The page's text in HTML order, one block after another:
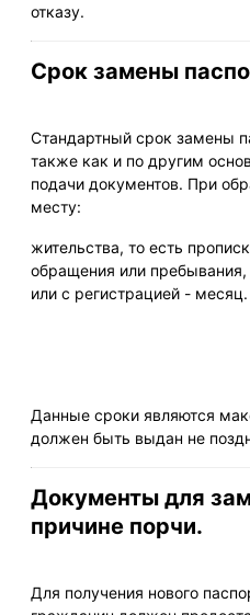
отказу.
Срок замены
Стандартный срок замены
также как и по другим
подачи документов. При
месту:
жительства, то есть
обращения или пребывания,
или с регистрацией - месяц.
Данные сроки являются
должен быть выдан не
Документы для
причине порчи.
Для получения нового